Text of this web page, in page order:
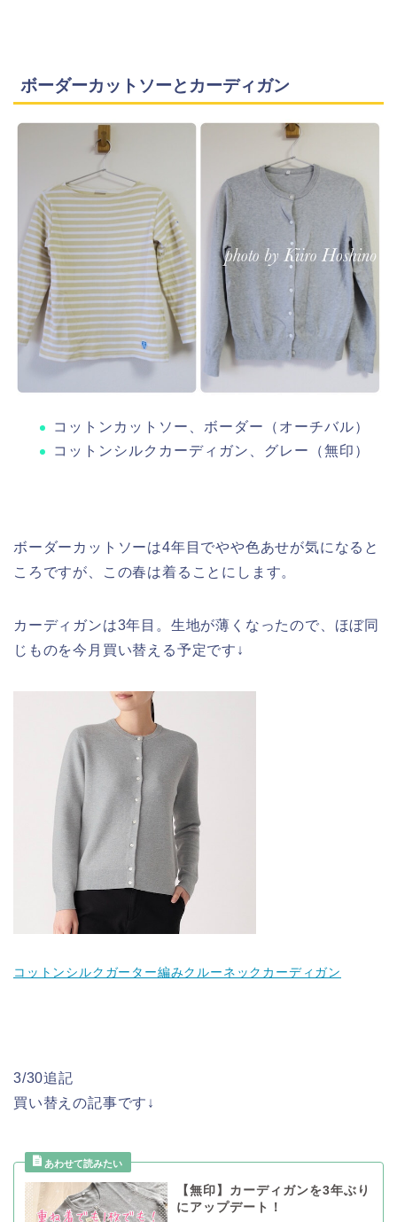
ボーダーカットソーとカーディガン
コットンカットソー、ボーダー（オーチバル）
コットンシルクカーディガン、グレー（無印）
ボーダーカットソーは4年目でやや色あせが気になると
ころですが、この春は着ることにします。
カーディガンは3年目。生地が薄くなったので、ほぼ同
じものを今月買い替える予定です↓
コットンシルクガーター編みクルーネックカーディガン
3/30追記
買い替えの記事です↓
【無印】カーディガンを3年ぶり
にアップデート！